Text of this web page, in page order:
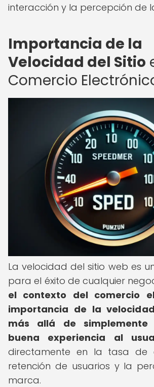
interacción y la percepción de
Importancia de la
Velocidad del Sitio
Comercio
La velocidad del sitio web es
para el éxito de cualquier
el contexto del comercio
importancia de la
más allá de simplemente
buena experiencia al
directamente en la tasa de
retención de usuarios y la
marca.